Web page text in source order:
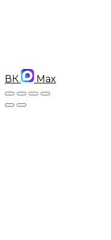
ВК Max